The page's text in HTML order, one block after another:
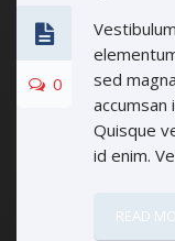
0
sed
Quisque
id enim.
READ